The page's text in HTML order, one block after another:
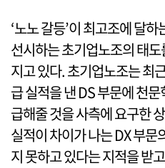
‘노노 갈등’이 최고조에 달
선시하는 초기업노조의 태
지고 있다. 초기업노조는 최
급 실적을 낸 DS 부문에 천
급해줄 것을 사측에 요구한
실적이 차이가 나는 DX 부
지 못하고 있다는 지적을 받